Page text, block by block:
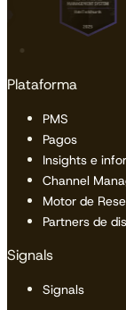
Plataforma
PMS
Pagos
Insights e
Channel
Motor de
Partners de
Signals
Signals